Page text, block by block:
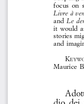
focus  on
Livre  à
and Le
it  would
stories
and
K
Maurice
dio  dei